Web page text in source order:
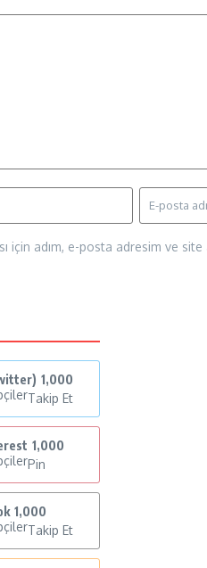
için adım, e-posta adresim ve
1,000
Takip Et
1,000
Pin
1,000
Takip Et